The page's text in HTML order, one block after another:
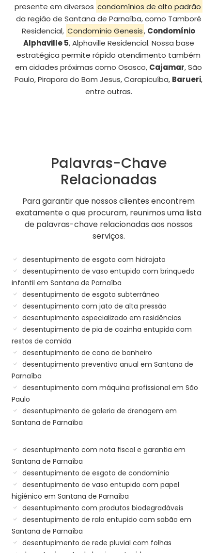
presente em diversos condomínios de alto padrão
da região de Santana de Parnaíba, como Tamboré
Residencial, Condomínio Genesis, Condomínio
Alphaville 5, Alphaville Residencial. Nossa base
estratégica permite rápido atendimento também
em cidades próximas como Osasco, Cajamar, São
Paulo, Pirapora do Bom Jesus, Carapicuíba, Barueri,
entre outras.
Palavras-Chave
Relacionadas
Para garantir que nossos clientes encontrem
exatamente o que procuram, reunimos uma lista
de palavras-chave relacionadas aos nossos
serviços.
desentupimento de esgoto com hidrojato
desentupimento de vaso entupido com brinquedo
infantil em Santana de Parnaíba
desentupimento de esgoto subterrâneo
desentupimento com jato de alta pressão
desentupimento especializado em residências
desentupimento de pia de cozinha entupida com
restos de comida
desentupimento de cano de banheiro
desentupimento preventivo anual em Santana de
Parnaíba
desentupimento com máquina profissional em São
Paulo
desentupimento de galeria de drenagem em
Santana de Parnaíba
desentupimento com nota fiscal e garantia em
Santana de Parnaíba
desentupimento de esgoto de condomínio
desentupimento de vaso entupido com papel
higiênico em Santana de Parnaíba
desentupimento com produtos biodegradáveis
desentupimento de ralo entupido com sabão em
Santana de Parnaíba
desentupimento de rede pluvial com folhas